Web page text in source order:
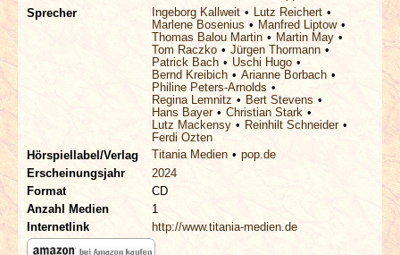
Sprecher
Ingeborg Kallweit
Lutz Reichert
Marlene Bosenius
Manfred Liptow
Thomas Balou Martin
Martin May
Tom Raczko
Jürgen Thormann
Patrick Bach
Uschi Hugo
Bernd Kreibich
Arianne Borbach
Philine Peters-Arnolds
Regina Lemnitz
Bert Stevens
Hans Bayer
Christian Stark
Lutz Mackensy
Reinhilt Schneider
Ferdi Ozten
Hörspiellabel/Verlag
Titania Medien
pop.de
Erscheinungsjahr
2024
Format
CD
Anzahl Medien
1
Internetlink
http://www.titania-medien.de